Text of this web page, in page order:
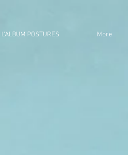
L'ALBUM POSTURES More